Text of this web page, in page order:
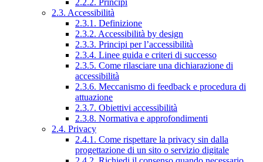
2.2.2. Principi
2.3. Accessibilità
2.3.1. Definizione
2.3.2. Accessibilità by design
2.3.3. Principi per l’accessibilità
2.3.4. Linee guida e criteri di successo
2.3.5. Come rilasciare una dichiarazione di
accessibilità
2.3.6. Meccanismo di feedback e procedura di
attuazione
2.3.7. Obiettivi accessibilità
2.3.8. Normativa e approfondimenti
2.4. Privacy
2.4.1. Come rispettare la privacy sin dalla
progettazione di un sito o servizio digitale